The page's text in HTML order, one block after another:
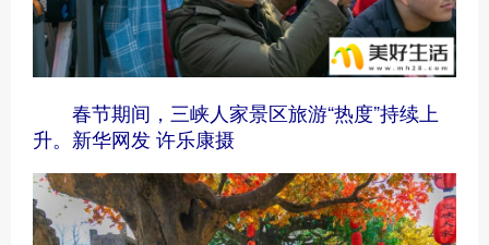
春节期间，三峡人家景区旅游“热度”持续上
升。新华网发 许乐康摄